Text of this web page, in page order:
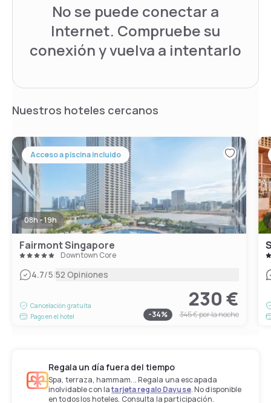
No se puede conectar a
Internet. Compruebe su
conexión y vuelva a intentarlo
Nuestros hoteles cercanos
Acceso a piscina incluido
08h - 19h
Fairmont Singapore
Downtown Core
4.7/5|52 Opiniones
Cancelación gratuita
Pago en el hotel
230 €
-34% 345 €por la noche
Regala un día fuera del tiempo
Spa, terraza, hammam... Regala una escapada
inolvidable con latarjeta regalo Dayuse. No disponible
en todos los hoteles. Consulta la participación.